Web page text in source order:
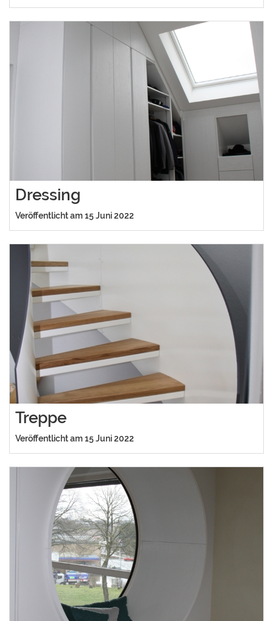
Dressing
Veröffentlicht am 15 Juni 2022
Treppe
Veröffentlicht am 15 Juni 2022